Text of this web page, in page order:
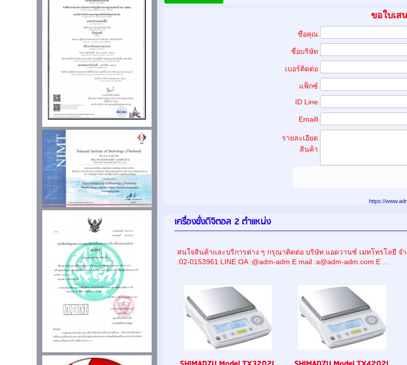
ขอใบเส
ชื่อคุณ
ชื่อบริษัท
เบอร์ติดต่อ
แฟ็กซ์
ID Line
Emaill
รายละเอียด
สินค้า
https://
เครื่องชั่งดิจิตอล 2 ตำแหน่ง
สนใจสินค้าและบริการต่าง ๆ กรุณาติดต่อ บริษัท แอดวานซ์ เมทโทรโลยี จำ
:02-0153961 LINE OA :@adm-adm E mail :a@adm-adm.com E ...